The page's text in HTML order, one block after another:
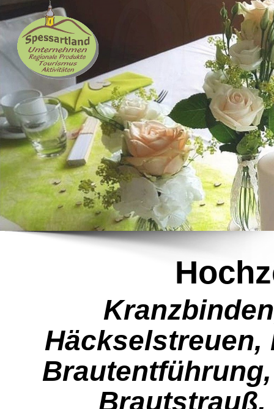
Häckselstreuen,
Brautstrauß,